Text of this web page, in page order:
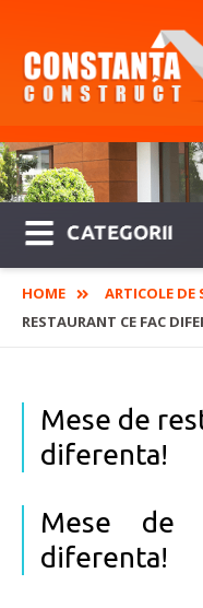
CATEGORII
HOME ARTICOLE DE
RESTAURANT CE FAC
Mese de
diferenta!
Mese de
diferenta!